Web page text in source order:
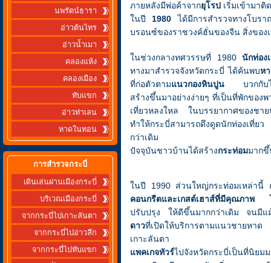
นพรัตน์ธารา
อ่าวต้นไทร
อ่าวน้ำเมา
คลองแห้ง
คลองเมือง
ทับแขก
อ่าวท่าเลน
หาดในทอน
การสำรวจกระบี่
เดินเล่นผ่านเมืองกระบี่
บริเวณเมืองกระบี่
จากกระบี่ไปเกาะลันตา
จากกระบี่ไปอ่าวลึก
จากกระบี่ไปทับแขก
ภายหลังมีพ่อค้าจากยุโรป เริ่มเข้ามาติ
ในปี 1980 ได้มีการสำรวจทางโบร
บรอนซ์ของราชวงค์ฮั่นของจีน สิ่งขอ
ในช่วงกลางทศวรรษที่ 1980นักท่อง
ทางมาสำรวจจังหวัดกระบี่ ได้ค้นพบห
ที่ก่อตัวตามแนวกองหินปูน บวกกับได้
สร้างขึ้นมาอย่างง่ายๆ ที่เป็นที่พักของพ
เที่ยวหลงใหล ในบรรยากาศของช
ทำให้กระบี่สามารถดึงดูดนักท่องเที่ย
กว่าเดิม
ปัจจุบันชาวบ้านได้สร้างกระท่อมมาก
ในปี 1990 ส่วนใหญ่กระท่อมเหล่านี้
คอนกรีตและเกสต์เฮาส์ที่มีคุณภาพ โ
ปรับปรุง ให้ดีขึ้นมากกว่าเดิม จนมีแ
ดาวที่เปิดให้บริการตามแนวชายหาด
เกาะลันตา
แพคเกจทัวร์ไปจังหวัดกระบี่เป็นที่นิยม